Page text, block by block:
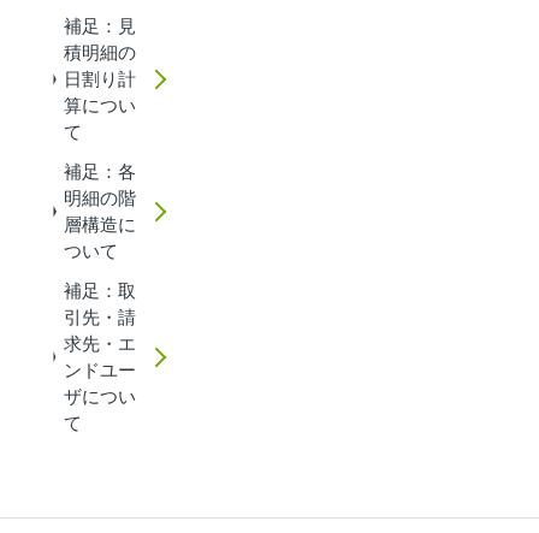
補足：見
積明細の
日割り計
算につい
て
補足：各
明細の階
層構造に
ついて
補足：取
引先・請
求先・エ
ンドユー
ザについ
て